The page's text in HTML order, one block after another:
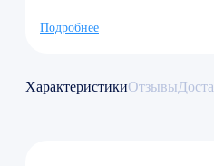
Подробнее
ХарактеристикиОтзывы